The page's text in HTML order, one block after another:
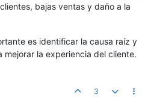
bajas ventas y daño a la
es identificar la causa raíz y
mejorar la experiencia del cliente.
3